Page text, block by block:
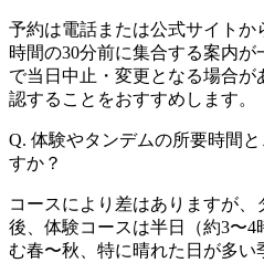
予約は電話または公式サイト
時間の30分前に集合する案内
で当日中止・変更となる場合
認することをおすすめします。
Q. 体験やタンデムの所要時間
すか？
コースにより差はありますが
後、体験コースは半日（約3〜
む春〜秋、特に晴れた日が多い